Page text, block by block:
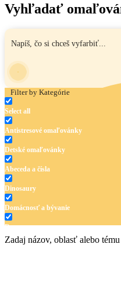
Vyhľadať
Filter by Kategórie
Select all
Antistresové omaľovánky
Detské omaľovánky
Abeceda a čísla
Dinosaury
Domácnosť a bývanie
Doprava
Hudba
Zadaj názov, oblasť alebo